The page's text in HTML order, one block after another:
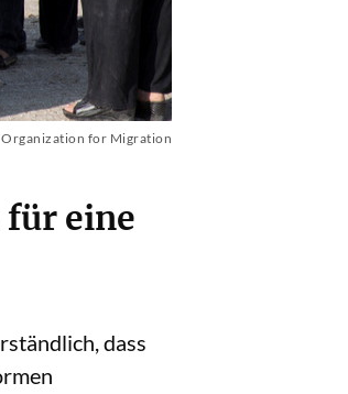
for Migration
für eine
dass